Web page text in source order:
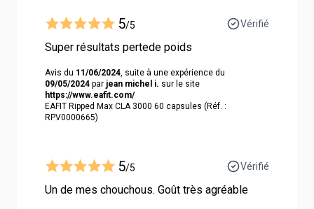
5/5 Vérifié
Super résultats pertede poids
Avis du 11/06/2024 , suite à une expérience du
09/05/2024 par jean michel i. sur le site
https://www.eafit.com/
EAFIT Ripped Max CLA 3000 60 capsules (Réf. :
RPV0000665)
5/5 Vérifié
Un de mes chouchous. Goût très agréable